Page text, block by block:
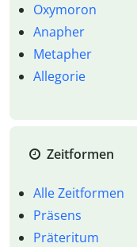
Oxymoron
Anapher
Metapher
Allegorie
Zeitformen
Alle Zeitformen
Präsens
Präteritum